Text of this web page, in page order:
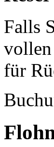
Falls
vollen
für